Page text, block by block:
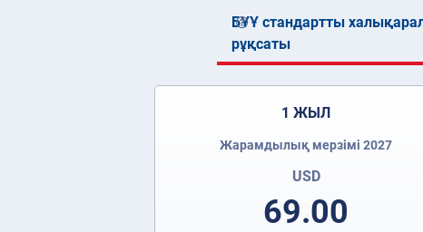
БҰҰ стандартты
рұқсаты
1 ЖЫЛ
Жарамдылық мерзімі 2027
USD
69.00